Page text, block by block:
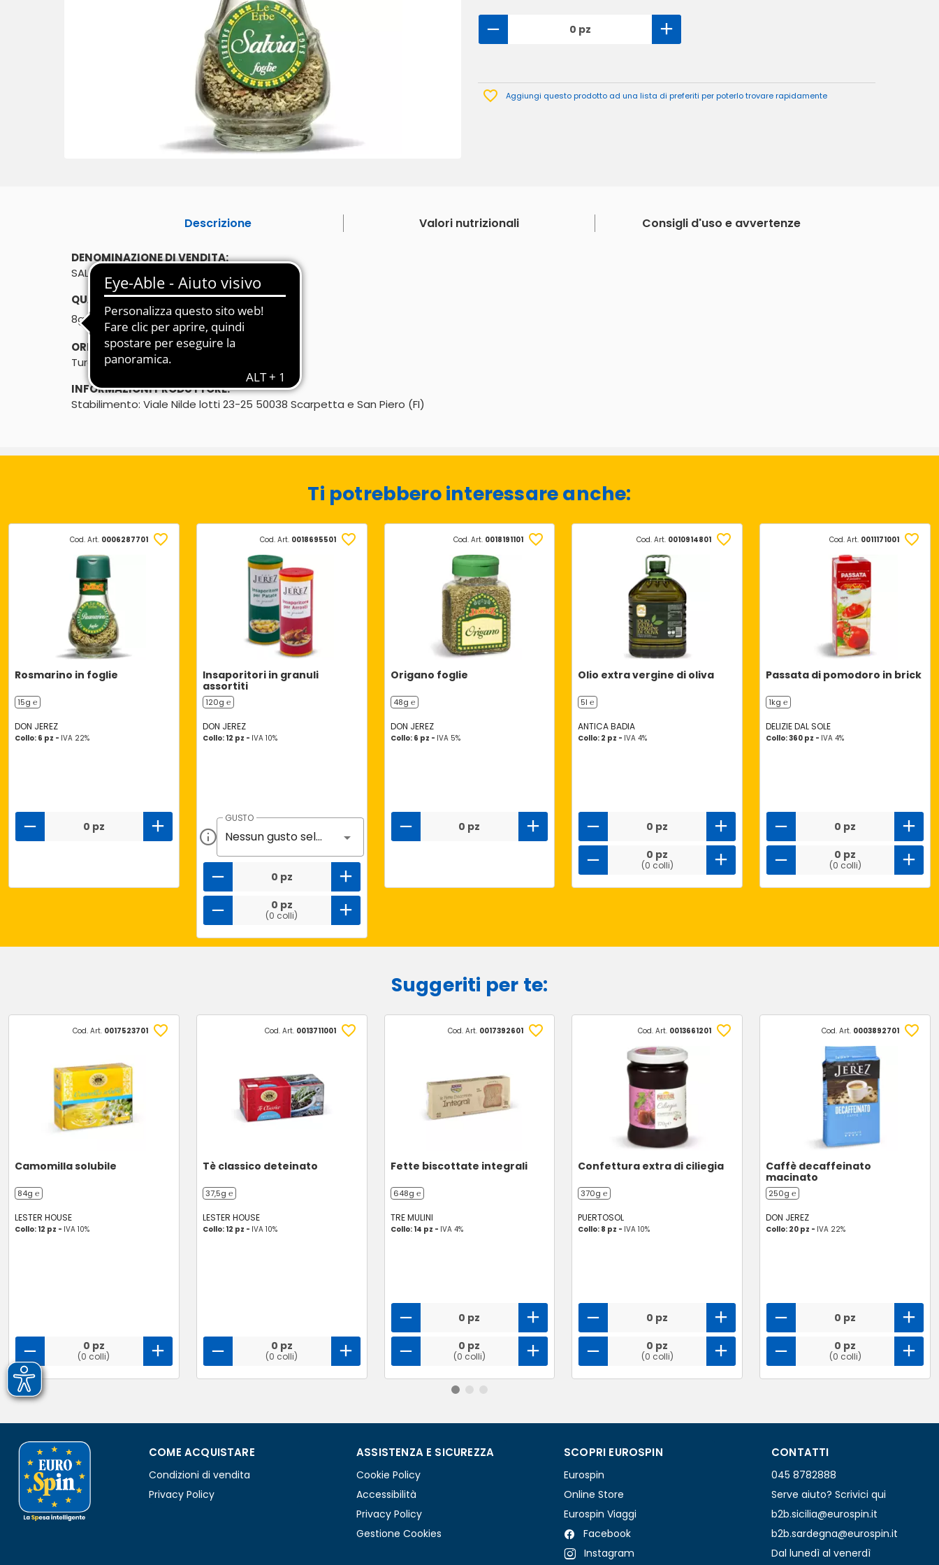
0 pz
Aggiungi questo prodotto ad una lista di preferiti per poterlo trovare rapidamente
Descrizione Valori nutrizionali Consigli d'uso e avvertenze
DENOMINAZIONE DI VENDITA:
SALVIA FOGLIE ESSICCATA
QUANTITÀ:
8g℮
ORIGINE:
Turchia
INFORMAZIONI PRODUTTORE:
Stabilimento: Viale Nilde lotti 23-25 50038 Scarpetta e San Piero (FI)
Ti potrebbero interessare anche:
Cod. Art. 0006287701
Rosmarino in foglie
15g ℮
DON JEREZ
Collo: 6 pz - IVA 22%
0 pz
Cod. Art. 0018695501
Insaporitori in granuli
assortiti
120g ℮
DON JEREZ
Collo: 12 pz - IVA 10%
GUSTO
Nessun gusto selezionato
0 pz
0 pz
(0 colli)
Cod. Art. 0018191101
Origano foglie
48g ℮
DON JEREZ
Collo: 6 pz - IVA 5%
0 pz
Cod. Art. 0010914801
Olio extra vergine di oliva
5l ℮
ANTICA BADIA
Collo: 2 pz - IVA 4%
0 pz
0 pz
(0 colli)
Cod. Art. 0011171001
Passata di pomodoro in brick
1kg ℮
DELIZIE DAL SOLE
Collo: 360 pz - IVA 4%
0 pz
0 pz
(0 colli)
Suggeriti per te:
Cod. Art. 0017523701
Camomilla solubile
84g ℮
LESTER HOUSE
Collo: 12 pz - IVA 10%
0 pz
(0 colli)
Cod. Art. 0013711001
Tè classico deteinato
37,5g ℮
LESTER HOUSE
Collo: 12 pz - IVA 10%
0 pz
(0 colli)
Cod. Art. 0017392601
Fette biscottate integrali
648g ℮
TRE MULINI
Collo: 14 pz - IVA 4%
0 pz
0 pz
(0 colli)
Cod. Art. 0013661201
Confettura extra di ciliegia
370g ℮
PUERTOSOL
Collo: 8 pz - IVA 10%
0 pz
0 pz
(0 colli)
Cod. Art. 0003892701
Caffè decaffeinato
macinato
250g ℮
DON JEREZ
Collo: 20 pz - IVA 22%
0 pz
0 pz
(0 colli)
COME ACQUISTARE
Condizioni di vendita
Privacy Policy
ASSISTENZA E SICUREZZA
Cookie Policy
Accessibilità
Privacy Policy
Gestione Cookies
SCOPRI EUROSPIN
Eurospin
Online Store
Eurospin Viaggi
Facebook
Instagram
CONTATTI
045 8782888
Serve aiuto? Scrivici qui
b2b.sicilia@eurospin.it
b2b.sardegna@eurospin.it
Dal lunedì al venerdì